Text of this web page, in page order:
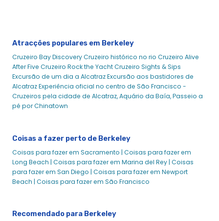
Jantar Berkeley
Cruzeiro com Brunch de Páscoa em Berkeley | City Cruises™
Cruzeiros do Dia dos Pais em Berkeley 2021
Cruzeiro com Brunch de Dia do Pai em Berkeley | City
Cruises™
Eventos do Grupo Berkeley
Eventos de Férias em Berkeley
Cruzeiros de Almoço Berkeley
Cruzeiros do Dia das Mães em Berkeley - Experiências da
cidade
Cruzeiro de Brunch Assinatura do Dia da Mãe em Berkeley
Atracções populares em Berkeley
Cruzeiro Bay DiscoveryCruzeiro histórico no rio Cruzeiro Alive
After Five Cruzeiro Rock the YachtCruzeiro Sights & Sips
Excursão de um dia a AlcatrazExcursão aos bastidores de
AlcatrazExperiência oficial no centro de São Francisco -
Cruzeiros pela cidade de Alcatraz, Aquário da Baía, Passeio a
pé por Chinatown
Coisas a fazer perto de Berkeley
Coisas para fazer em Sacramento | Coisas para fazer em
Long Beach | Coisas para fazer em Marina del Rey | Coisas
para fazer em San Diego | Coisas para fazer em Newport
Beach | Coisas para fazer em São Francisco
Recomendado para Berkeley